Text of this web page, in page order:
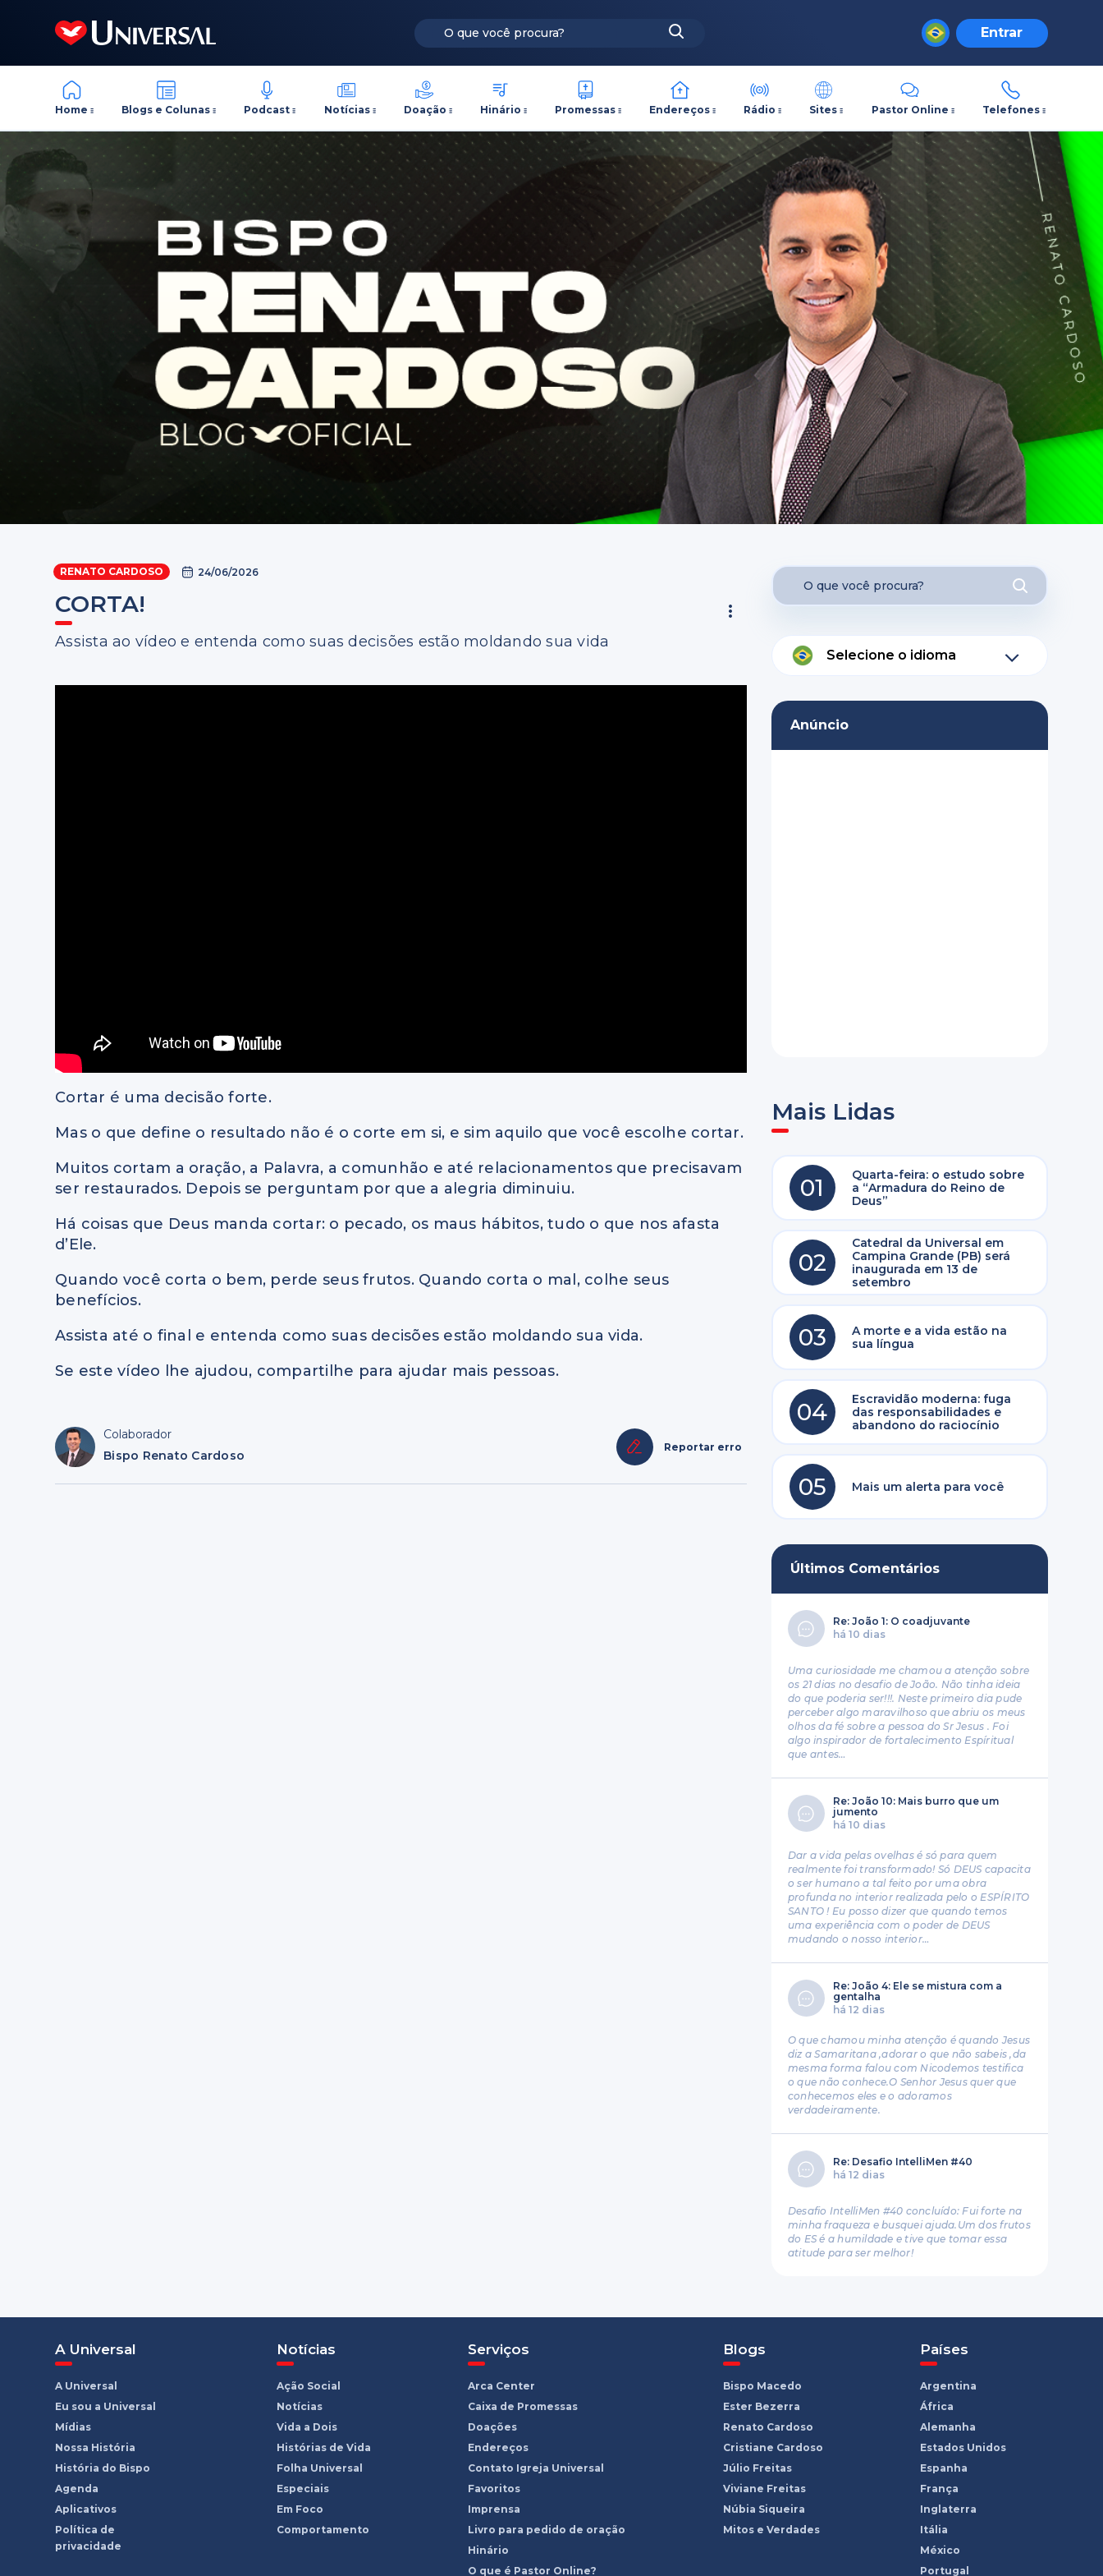
Entrar
Home Blogs e Colunas Podcast Notícias Doação Hinário Promessas Endereços Rádio Sites Pastor Online Telefones
RENATO CARDOSO 24/06/2026
CORTA!
Assista ao vídeo e entenda como suas decisões estão moldando sua vida
Cortar é uma decisão forte.
Mas o que define o resultado não é o corte em si, e sim aquilo que você escolhe cortar.
Muitos cortam a oração, a Palavra, a comunhão e até relacionamentos que precisavam
ser restaurados. Depois se perguntam por que a alegria diminuiu.
Há coisas que Deus manda cortar: o pecado, os maus hábitos, tudo o que nos afasta
d’Ele.
Quando você corta o bem, perde seus frutos. Quando corta o mal, colhe seus
benefícios.
Assista até o final e entenda como suas decisões estão moldando sua vida.
Se este vídeo lhe ajudou, compartilhe para ajudar mais pessoas.
Colaborador
Bispo Renato Cardoso
Reportar erro
Selecione o idioma
Anúncio
Mais Lidas
01
Quarta-feira: o estudo sobre
a “Armadura do Reino de
Deus”
02
Catedral da Universal em
Campina Grande (PB) será
inaugurada em 13 de
setembro
03
A morte e a vida estão na
sua língua
04
Escravidão moderna: fuga
das responsabilidades e
abandono do raciocínio
05 Mais um alerta para você
Últimos Comentários
Re: João 1: O coadjuvante
há 10 dias
Uma curiosidade me chamou a atenção sobre
os 21 dias no desafio de João. Não tinha ideia
do que poderia ser!!!. Neste primeiro dia pude
perceber algo maravilhoso que abriu os meus
olhos da fé sobre a pessoa do Sr Jesus . Foi
algo inspirador de fortalecimento Espíritual
que antes…
Re: João 10: Mais burro que um
jumento
há 10 dias
Dar a vida pelas ovelhas é só para quem
realmente foi transformado! Só DEUS capacita
o ser humano a tal feito por uma obra
profunda no interior realizada pelo o ESPÍRITO
SANTO ! Eu posso dizer que quando temos
uma experiência com o poder de DEUS
mudando o nosso interior…
Re: João 4: Ele se mistura com a
gentalha
há 12 dias
O que chamou minha atenção é quando Jesus
diz a Samaritana ,adorar o que não sabeis ,da
mesma forma falou com Nicodemos testifica
o que não conhece.O Senhor Jesus quer que
conhecemos eles e o adoramos
verdadeiramente.
Re: Desafio IntelliMen #40
há 12 dias
Desafio IntelliMen #40 concluído: Fui forte na
minha fraqueza e busquei ajuda.Um dos frutos
do ES é a humildade e tive que tomar essa
atitude para ser melhor!
A Universal
A Universal
Eu sou a Universal
Mídias
Nossa História
História do Bispo
Agenda
Aplicativos
Política de
privacidade
Notícias
Ação Social
Notícias
Vida a Dois
Histórias de Vida
Folha Universal
Especiais
Em Foco
Comportamento
Serviços
Arca Center
Caixa de Promessas
Doações
Endereços
Contato Igreja Universal
Favoritos
Imprensa
Livro para pedido de oração
Hinário
O que é Pastor Online?
Blogs
Bispo Macedo
Ester Bezerra
Renato Cardoso
Cristiane Cardoso
Júlio Freitas
Viviane Freitas
Núbia Siqueira
Mitos e Verdades
Países
Argentina
África
Alemanha
Estados Unidos
Espanha
França
Inglaterra
Itália
México
Portugal